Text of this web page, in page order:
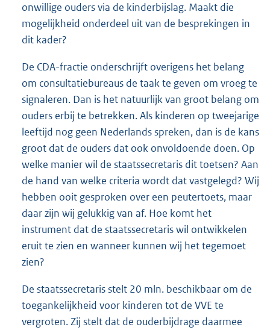
onwillige ouders via de kinderbijslag. Maakt die
mogelijkheid onderdeel uit van de besprekingen in
dit kader?
De CDA-fractie onderschrijft overigens het belang
om consultatiebureaus de taak te geven om vroeg te
signaleren. Dan is het natuurlijk van groot belang om
ouders erbij te betrekken. Als kinderen op tweejarige
leeftijd nog geen Nederlands spreken, dan is de kans
groot dat de ouders dat ook onvoldoende doen. Op
welke manier wil de staatssecretaris dit toetsen? Aan
de hand van welke criteria wordt dat vastgelegd? Wij
hebben ooit gesproken over een peutertoets, maar
daar zijn wij gelukkig van af. Hoe komt het
instrument dat de staatssecretaris wil ontwikkelen
eruit te zien en wanneer kunnen wij het tegemoet
zien?
De staatssecretaris stelt 20 mln. beschikbaar om de
toegankelijkheid voor kinderen tot de VVE te
vergroten. Zij stelt dat de ouderbijdrage daarmee